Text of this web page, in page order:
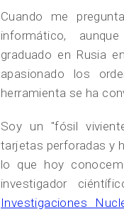
Cuando me
informático,
graduado en Rusia
apasionado los
herramienta se ha
Soy un "fósil
tarjetas perforadas y
lo que hoy
investigador
Investigaciones